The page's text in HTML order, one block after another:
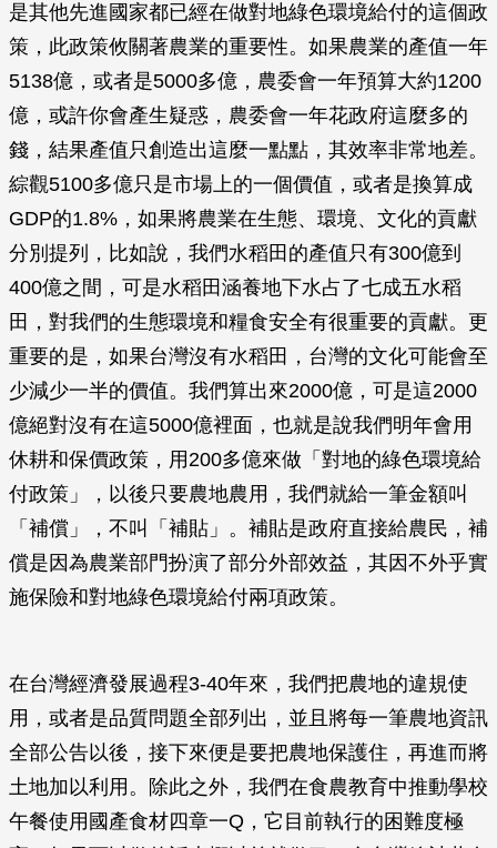
是其他先進國家都已經在做對地綠色環境給付的這個政
策，此政策攸關著農業的重要性。如果農業的產值一年
5138億，或者是5000多億，農委會一年預算大約1200
億，或許你會產生疑惑，農委會一年花政府這麼多的
錢，結果產值只創造出這麼一點點，其效率非常地差。
綜觀5100多億只是市場上的一個價值，或者是換算成
GDP的1.8%，如果將農業在生態、環境、文化的貢獻
分別提列，比如說，我們水稻田的產值只有300億到
400億之間，可是水稻田涵養地下水占了七成五水稻
田，對我們的生態環境和糧食安全有很重要的貢獻。更
重要的是，如果台灣沒有水稻田，台灣的文化可能會至
少減少一半的價值。我們算出來2000億，可是這2000
億絕對沒有在這5000億裡面，也就是說我們明年會用
休耕和保價政策，用200多億來做「對地的綠色環境給
付政策」，以後只要農地農用，我們就給一筆金額叫
「補償」，不叫「補貼」。補貼是政府直接給農民，補
償是因為農業部門扮演了部分外部效益，其因不外乎實
施保險和對地綠色環境給付兩項政策。
在台灣經濟發展過程3-40年來，我們把農地的違規使
用，或者是品質問題全部列出，並且將每一筆農地資訊
全部公告以後，接下來便是要把農地保護住，再進而將
土地加以利用。除此之外，我們在食農教育中推動學校
午餐使用國產食材四章一Q，它目前執行的困難度極